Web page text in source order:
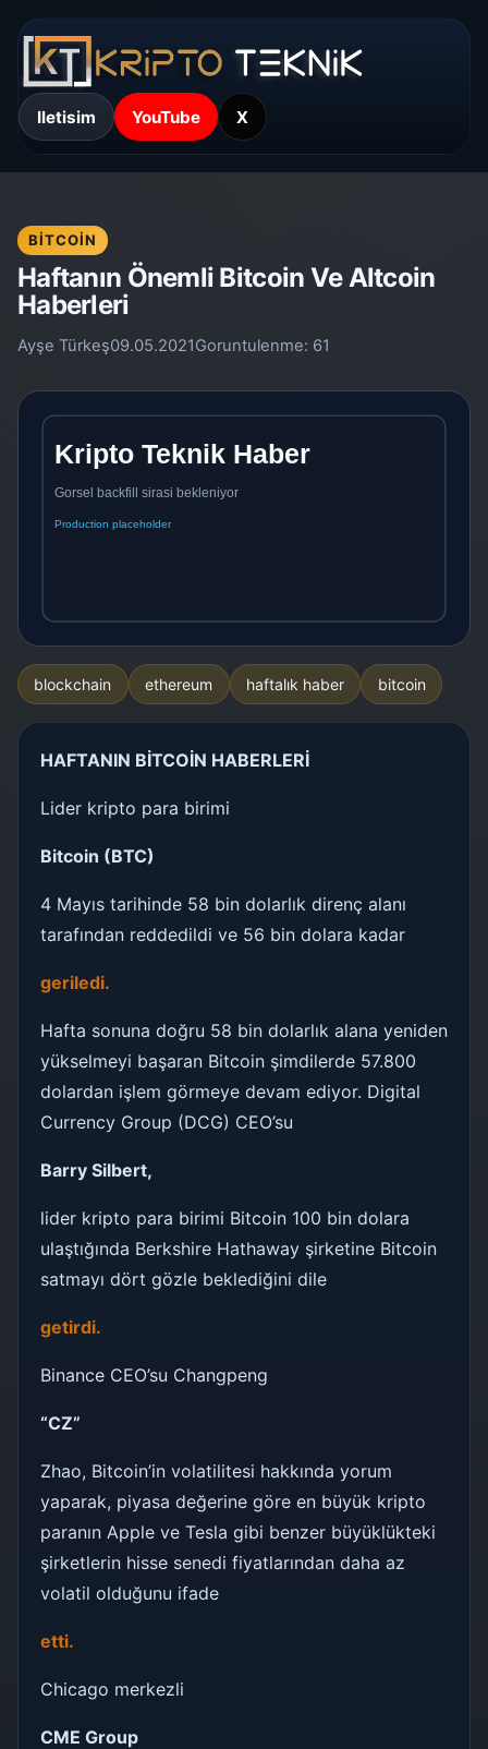
Iletisim YouTube X
BITCOIN
Haftanın Önemli Bitcoin Ve Altcoin
Haberleri
Ayşe Türkeş09.05.2021Goruntulenme: 61
blockchain ethereum haftalık haber bitcoin
HAFTANIN BİTCOİN HABERLERİ
Lider kripto para birimi
Bitcoin (BTC)
4 Mayıs tarihinde 58 bin dolarlık direnç alanı
tarafından reddedildi ve 56 bin dolara kadar
geriledi.
Hafta sonuna doğru 58 bin dolarlık alana yeniden
yükselmeyi başaran Bitcoin şimdilerde 57.800
dolardan işlem görmeye devam ediyor. Digital
Currency Group (DCG) CEO’su
Barry Silbert,
lider kripto para birimi Bitcoin 100 bin dolara
ulaştığında Berkshire Hathaway şirketine Bitcoin
satmayı dört gözle beklediğini dile
getirdi.
Binance CEO’su Changpeng
“CZ”
Zhao, Bitcoin’in volatilitesi hakkında yorum
yaparak, piyasa değerine göre en büyük kripto
paranın Apple ve Tesla gibi benzer büyüklükteki
şirketlerin hisse senedi fiyatlarından daha az
volatil olduğunu ifade
etti.
Chicago merkezli
CME Group